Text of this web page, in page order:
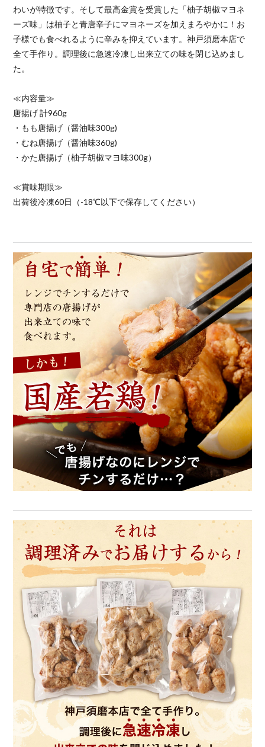
わいが特徴です。そして最高金賞を受賞した「柚子胡椒マヨネ
ーズ味」は柚子と青唐辛子にマヨネーズを加えまろやかに！お
子様でも食べれるように辛みを抑えています。神戸須磨本店で
全て手作り。調理後に急速冷凍し出来立ての味を閉じ込めまし
た。
≪内容量≫
唐揚げ 計960g
・もも唐揚げ（醤油味300g)
・むね唐揚げ（醤油味360g)
・かた唐揚げ（柚子胡椒マヨ味300g）
≪賞味期限≫
出荷後冷凍60日（-18℃以下で保存してください）